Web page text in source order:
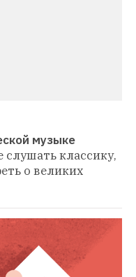
музыке
слушать классику,
о великих